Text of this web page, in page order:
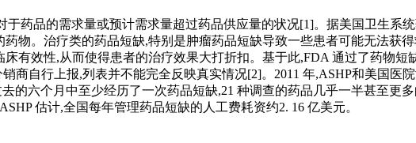
药品的需求量或预计需求量超过药品供应量的状况[1]。据美国卫生系
物。治疗类的药品短缺,特别是肿瘤药品短缺导致一些患者可能无法获
有效性,从而使得患者的治疗效果大打折扣。基于此,FDA 通过了药物短
商自行上报,列表并不能完全反映真实情况[2]。2011 年,ASHP和美国医
的六个月中至少经历了一次药品短缺,21 种调查的药品几乎一半甚至更
估计,全国每年管理药品短缺的人工费耗资约2. 16 亿美元。